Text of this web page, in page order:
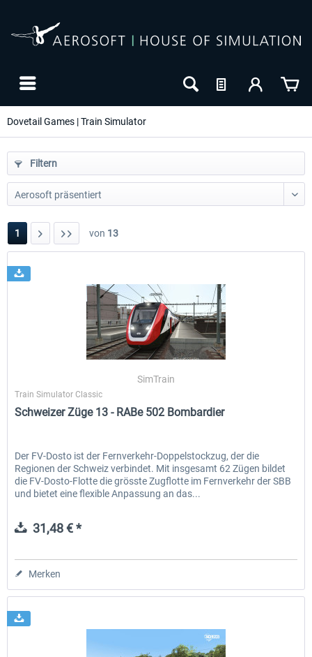
Dovetail Games | Train Simulator
Filtern
1 von 13
SimTrain
Train Simulator Classic
Schweizer Züge 13 - RABe 502 Bombardier
Der FV-Dosto ist der Fernverkehr-Doppelstockzug, der die
Regionen der Schweiz verbindet. Mit insgesamt 62 Zügen bildet
die FV-Dosto-Flotte die grösste Zugflotte im Fernverkehr der SBB
und bietet eine flexible Anpassung an das...
31,48 € *
Merken